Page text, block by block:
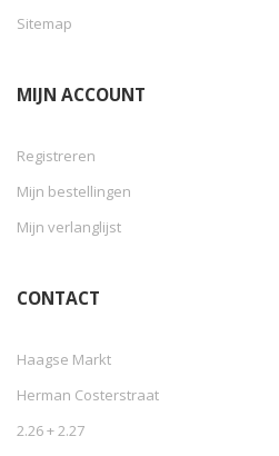
Sitemap
MIJN ACCOUNT
Registreren
Mijn bestellingen
Mijn verlanglijst
CONTACT
Haagse Markt
Herman Costerstraat
2.26 + 2.27